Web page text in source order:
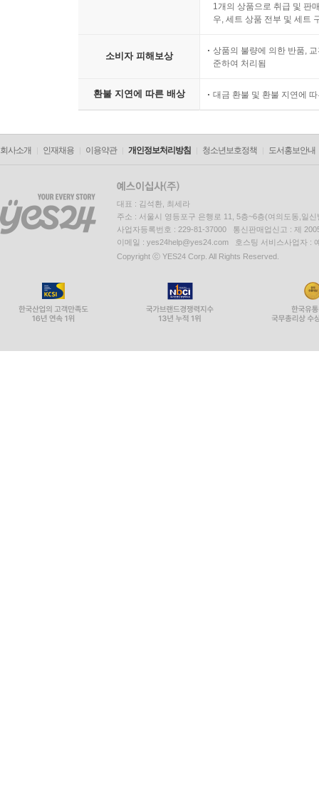
1개의 상품으로 취급 및 판
우, 세트 상품 전부 및 세트
소비자 피해보상
상품의 불량에 의한 반품,
준하여 처리됨
환불 지연에 따른 배상 대금 환불 및 환불 지연에
회사소개 인재채용 이용약관 개인정보처리방침 청소년보호정책 도서홍보안내
대표 : 김석환, 최세라
주소 : 서울시 영등포구 은행로 11, 5층~6층(여의도동,일신
사업자등록번호 : 229-81-37000 통신판매업신고 : 제
이메일 : yes24help@yes24.com 호스팅 서비스사업자 :
Copyright ⓒ YES24 Corp. All Rights Reserved.